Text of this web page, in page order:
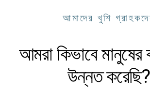
আমাদের খুশি
আমরা কিভাবে মানুষের
উন্নত করেছি?